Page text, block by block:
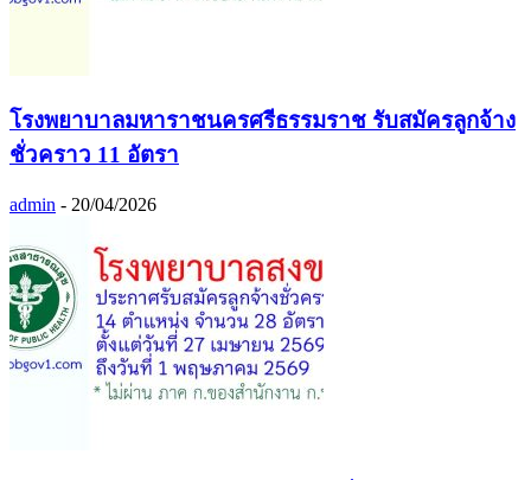
โรงพยาบาลมหาราชนครศรีธรรมราช รับสมัครลูกจ้าง
ชั่วคราว 11 อัตรา
admin - 20/04/2026